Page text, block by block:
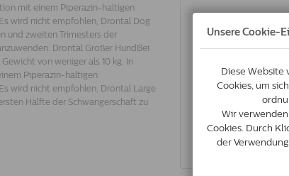
mit einem Piperazin-haltigen
wird nicht empfohlen, Drontal Dog
und zweiten Trimesters der
Drontal Großer HundBei
von weniger als 10 kg. In
Piperazin-haltigen
wird nicht empfohlen, Drontal Large
Hälfte der Schwangerschaft zu
Drontal Hund Tasty
Auf lager
€20.71
Jetzt